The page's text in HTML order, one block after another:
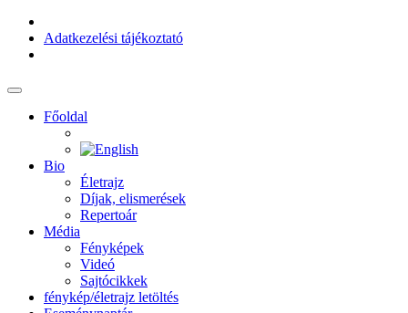
Adatkezelési tájékoztató
Főoldal
Bio
Életrajz
Díjak, elismerések
Repertoár
Média
Fényképek
Videó
Sajtócikkek
fénykép/életrajz letöltés